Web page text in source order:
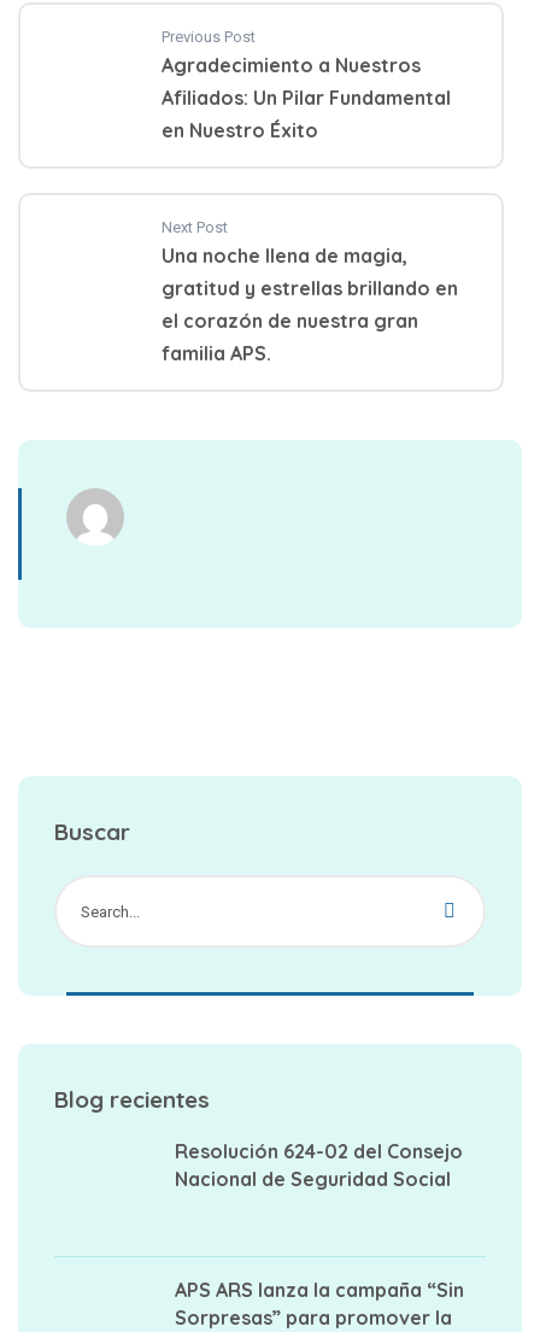
Previous Post
Agradecimiento a Nuestros
Afiliados: Un Pilar Fundamental
en Nuestro Éxito
Next Post
Una noche llena de magia,
gratitud y estrellas brillando en
el corazón de nuestra gran
familia APS.
Buscar
Blog recientes
Resolución 624-02 del Consejo
Nacional de Seguridad Social
APS ARS lanza la campaña “Sin
Sorpresas” para promover la